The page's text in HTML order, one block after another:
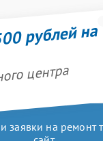
рублей на
центра
на ремонт